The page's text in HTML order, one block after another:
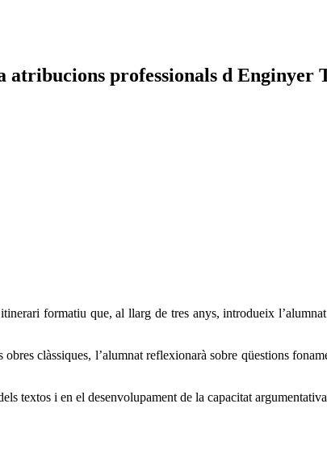
professionals d Enginyer
formatiu que, al llarg de tres anys, introdueix
clàssiques, l’alumnat reflexionarà sobre qüestions
textos i en el desenvolupament de la capacitat